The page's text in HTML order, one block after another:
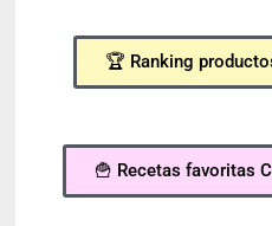
🏆 Ranking
🍟 Recetas favoritas